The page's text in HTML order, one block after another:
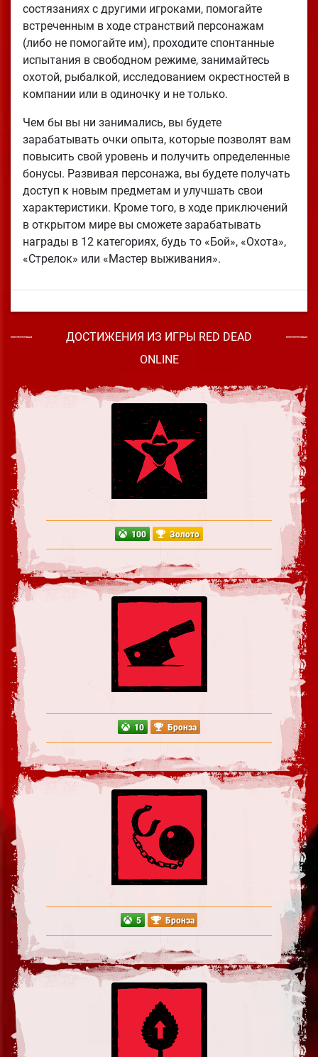
состязаниях с другими игроками, помогайте
встреченным в ходе странствий персонажам
(либо не помогайте им), проходите спонтанные
испытания в свободном режиме, занимайтесь
охотой, рыбалкой, исследованием окрестностей в
компании или в одиночку и не только.
Чем бы вы ни занимались, вы будете
зарабатывать очки опыта, которые позволят вам
повысить свой уровень и получить определенные
бонусы. Развивая персонажа, вы будете получать
доступ к новым предметам и улучшать свои
характеристики. Кроме того, в ходе приключений
в открытом мире вы сможете зарабатывать
награды в 12 категориях, будь то «Бой», «Охота»,
«Стрелок» или «Мастер выживания».
ДОСТИЖЕНИЯ ИЗ ИГРЫ RED DEAD
ONLINE
100 Золото
10 Бронза
5 Бронза